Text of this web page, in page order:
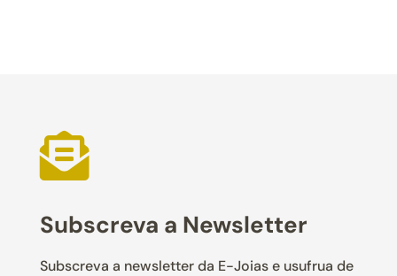

Subscreva a Newsletter
Subscreva a newsletter da E-Joias e usufrua de